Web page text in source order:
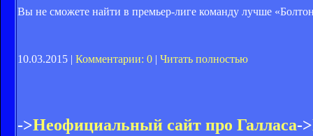
Вы не сможете найти в премьер-лиге команду лучше
10.03.2015 | Комментарии: 0 | Читать полностью
->Неофициальный сайт про Галласа->